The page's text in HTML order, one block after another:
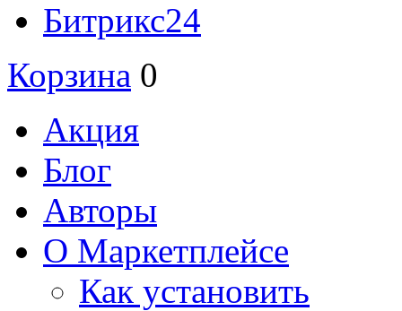
Битрикс24
Корзина 0
Акция
Блог
Авторы
О Маркетплейсе
Как установить